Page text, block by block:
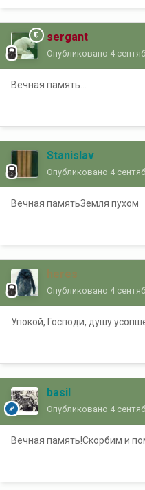
sergant
Опубликовано 4
Вечная память...
Stanislav
Опубликовано 4
Вечная памятьЗемля пухом
heres
Опубликовано 4
Упокой, Господи, душу
basil
Опубликовано 4
Вечная память!Скорбим и